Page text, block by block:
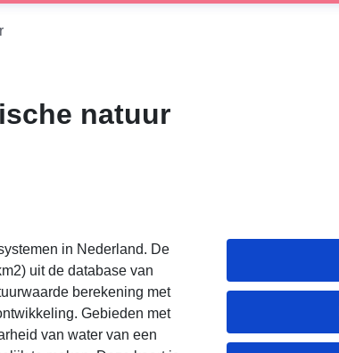
natuur
in Nederland. De
uit de database van
berekening met
Gebieden met
van water van een